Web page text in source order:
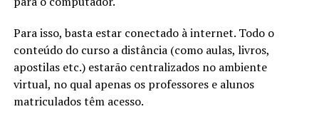
Para isso, basta estar conectado à internet. Todo o
conteúdo do curso a distância (como aulas, livros,
apostilas etc.) estarão centralizados no ambiente
virtual, no qual apenas os professores e alunos
matriculados têm acesso.